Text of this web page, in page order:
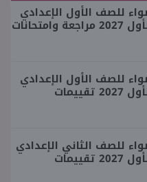
للصف الأول الإعدادي
للصف الأول الإعدادي
دراسات الترم الأول 2027 تقييمات
للصف الثاني الإعدادي
دراسات الترم الأول 2027 تقييمات